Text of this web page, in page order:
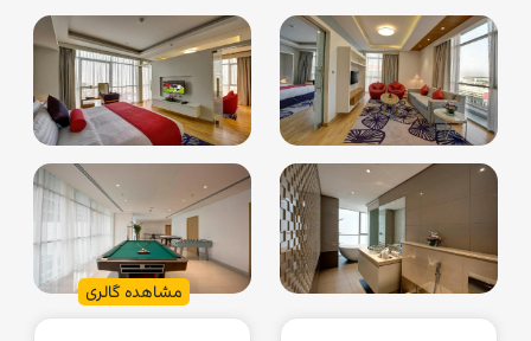
مشاهده گالری